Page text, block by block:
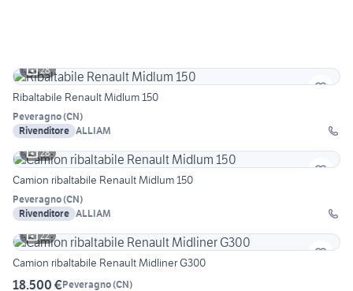
28
Ribaltabile Renault Midlum 150
Peveragno(CN)
Rivenditore ALLIAM
28
Camion ribaltabile Renault Midlum 150
Peveragno(CN)
Rivenditore ALLIAM
22
Camion ribaltabile Renault Midliner G300
18.500 €Peveragno(CN)